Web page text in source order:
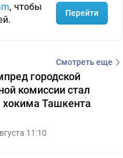
, чтобы
Перейти
Смотреть еще
городской
комиссии стал
хокима Ташкента
11:10